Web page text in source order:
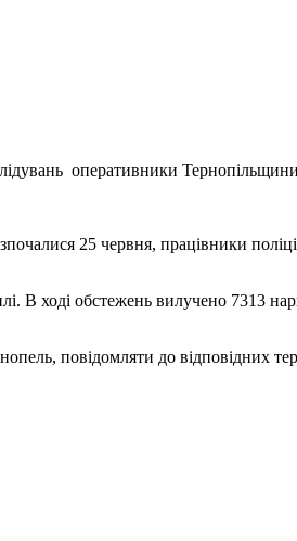
оперативники
25 червня, працівники
В ході обстежень вилучено 7313
повідомляти до відповідних